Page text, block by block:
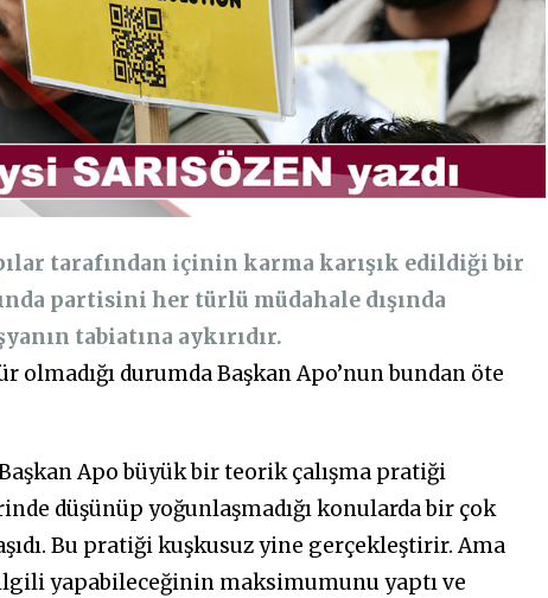
tarafından içinin karma karışık edildiği bir
partisini her türlü müdahale dışında
tabiatına aykırıdır.
olmadığı durumda Başkan Apo’nun bundan öte
Apo büyük bir teorik çalışma pratiği
düşünüp yoğunlaşmadığı konularda bir çok
Bu pratiği kuşkusuz yine gerçekleştirir. Ama
yapabileceğinin maksimumunu yaptı ve